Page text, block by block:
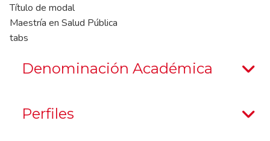
Título de modal
Maestría en Salud Pública
tabs
Denominación Académica
Perfiles